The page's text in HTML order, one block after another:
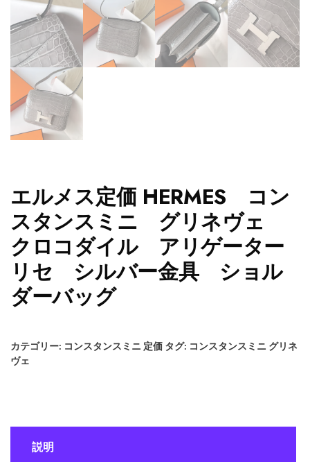
エルメス定価 HERMES コン
スタンスミニ グリネヴェ
クロコダイル アリゲーター
リセ シルバー金具 ショル
ダーバッグ
カテゴリー: コンスタンスミニ 定価 タグ: コンスタンスミニ グリネ
ヴェ
説明